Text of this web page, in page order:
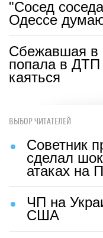
"Сосед
Одессе
Сбежавшая
попала в ДТП
каяться
ВЫБОР ЧИТАТЕЛЕЙ
Советник
сделал
атаках на
ЧП на
США